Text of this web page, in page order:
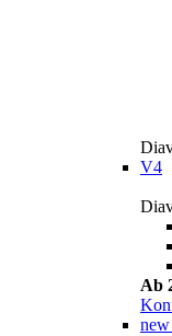
V4
Ab
new